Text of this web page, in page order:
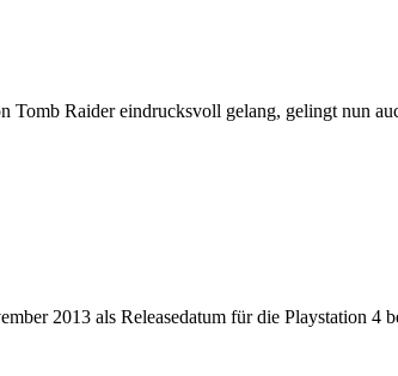
Tomb Raider eindrucksvoll gelang, gelingt nun
2013 als Releasedatum für die Playstation 4